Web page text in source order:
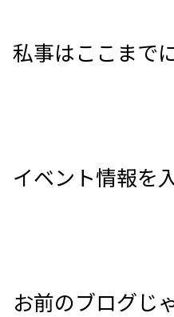
私事はここまで
イベント情報を
お前のブログじ